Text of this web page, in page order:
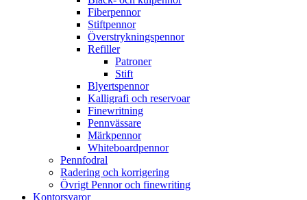
Fiberpennor
Stiftpennor
Överstrykningspennor
Refiller
Patroner
Stift
Blyertspennor
Kalligrafi och reservoar
Finewritning
Pennvässare
Märkpennor
Whiteboardpennor
Pennfodral
Radering och korrigering
Övrigt Pennor och finewriting
Kontorsvaror